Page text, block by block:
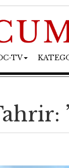
TV